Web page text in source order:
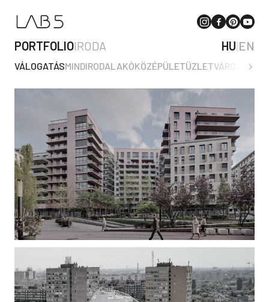
PORTFOLIOIRODA HU|EN
VÁLOGATÁSMINDIRODALAKÓKÖZÉPÜLETÜZLET